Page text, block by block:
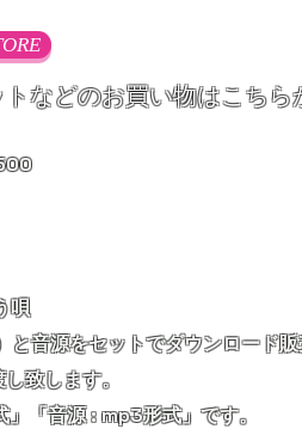
などのお買い物はこちら
唄
と音源をセットでダウンロード
致します。
「音源 : mp3形式」です。